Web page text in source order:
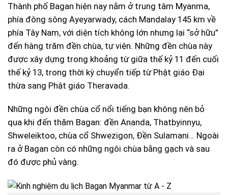
Thành phố Bagan hiện nay nằm ở trung tâm Myanma,
phía đông sông Ayeyarwady, cách Mandalay 145 km về
phía Tây Nam, với diện tích không lớn nhưng lại “sở hữu”
đến hàng trăm đền chùa, tự viện. Những đền chùa này
được xây dựng trong khoảng từ giữa thế kỷ 11 đến cuối
thế kỷ 13, trong thời kỳ chuyển tiếp từ Phật giáo Đại
thừa sang Phật giáo Theravada.
Những ngôi đền chùa cổ nổi tiếng bạn không nên bỏ
qua khi đến thăm Bagan: đền Ananda, Thatbyinnyu,
Shweleiktoo, chùa cổ Shwezigon, Đền Sulamani… Ngoài
ra ở Bagan còn có những ngôi chùa bằng gạch và sau
đó được phủ vàng.